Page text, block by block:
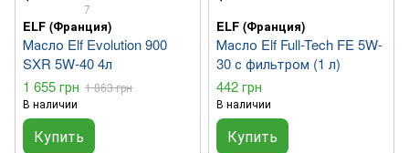
7
ELF (Франция)
Масло Elf Evolution 900
SXR 5W-40 4л
1 655 грн 1 863 грн
В наличии
Купить
ELF (Франция)
Масло Elf Full-Tech FE 5W-
30 с фильтром (1 л)
442 грн
В наличии
Купить